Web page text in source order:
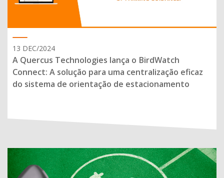
13 DEC/2024
A Quercus Technologies lança o BirdWatch
Connect: A solução para uma centralização eficaz
do sistema de orientação de estacionamento